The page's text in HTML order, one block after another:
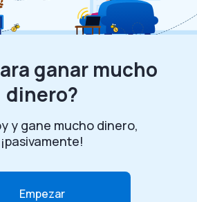
ganar mucho
dinero?
y gane mucho dinero,
¡pasivamente!
Empezar